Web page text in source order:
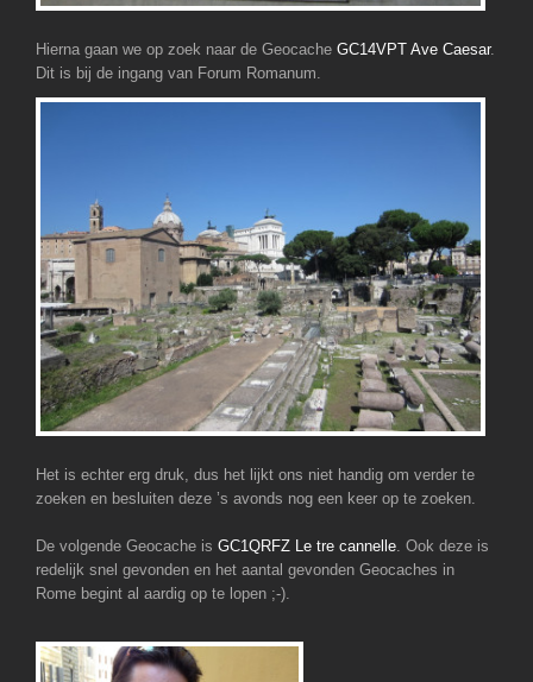
Hierna gaan we op zoek naar de Geocache GC14VPT Ave Caesar.
Dit is bij de ingang van Forum Romanum.
Het is echter erg druk, dus het lijkt ons niet handig om verder te
zoeken en besluiten deze ’s avonds nog een keer op te zoeken.
De volgende Geocache is GC1QRFZ Le tre cannelle. Ook deze is
redelijk snel gevonden en het aantal gevonden Geocaches in
Rome begint al aardig op te lopen ;-).